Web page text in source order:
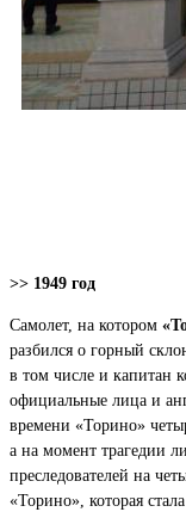
>> 1949 год
Самолет, на котором
разбился о горный
в том числе и капитан
официальные лица и
времени «Торино»
а на момент трагедии
преследователей на
«Торино», которая